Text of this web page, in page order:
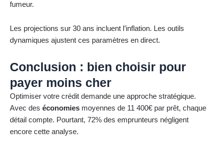
fumeur.
Les projections sur 30 ans incluent l’inflation. Les outils
dynamiques ajustent ces paramètres en direct.
Conclusion : bien choisir pour
payer moins cher
Optimiser votre crédit demande une approche stratégique.
Avec des économies moyennes de 11 400€ par prêt, chaque
détail compte. Pourtant, 72% des emprunteurs négligent
encore cette analyse.